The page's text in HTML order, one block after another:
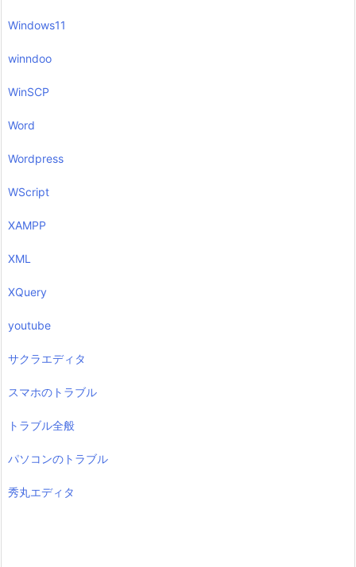
Windows11
winndoo
WinSCP
Word
Wordpress
WScript
XAMPP
XML
XQuery
youtube
サクラエディタ
スマホのトラブル
トラブル全般
パソコンのトラブル
秀丸エディタ